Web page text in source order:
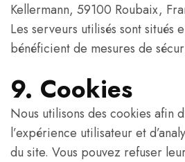
Kellermann, 59100 Roubaix,
Les serveurs utilisés sont situés
bénéficient de mesures de
9. Cookies
Nous utilisons des cookies afin
l’expérience utilisateur et
du site. Vous pouvez refuser